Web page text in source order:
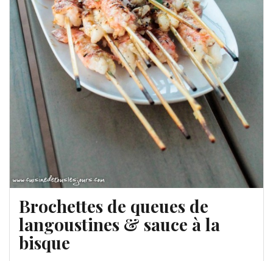
Brochettes de queues de
langoustines & sauce à la
bisque